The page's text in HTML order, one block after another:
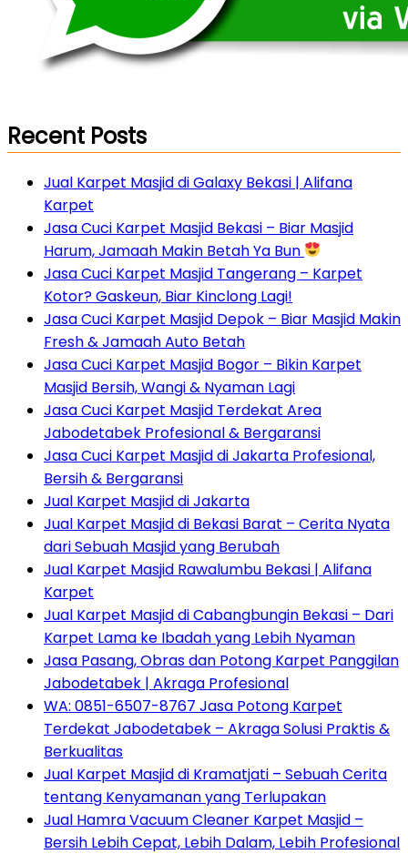
Recent Posts
Jual Karpet Masjid di Galaxy Bekasi | Alifana
Karpet
Jasa Cuci Karpet Masjid Bekasi – Biar Masjid
Harum, Jamaah Makin Betah Ya Bun
Jasa Cuci Karpet Masjid Tangerang – Karpet
Kotor? Gaskeun, Biar Kinclong Lagi!
Jasa Cuci Karpet Masjid Depok – Biar Masjid Makin
Fresh & Jamaah Auto Betah
Jasa Cuci Karpet Masjid Bogor – Bikin Karpet
Masjid Bersih, Wangi & Nyaman Lagi
Jasa Cuci Karpet Masjid Terdekat Area
Jabodetabek Profesional & Bergaransi
Jasa Cuci Karpet Masjid di Jakarta Profesional,
Bersih & Bergaransi
Jual Karpet Masjid di Jakarta
Jual Karpet Masjid di Bekasi Barat – Cerita Nyata
dari Sebuah Masjid yang Berubah
Jual Karpet Masjid Rawalumbu Bekasi | Alifana
Karpet
Jual Karpet Masjid di Cabangbungin Bekasi – Dari
Karpet Lama ke Ibadah yang Lebih Nyaman
Jasa Pasang, Obras dan Potong Karpet Panggilan
Jabodetabek | Akraga Profesional
WA: 0851-6507-8767 Jasa Potong Karpet
Terdekat Jabodetabek – Akraga Solusi Praktis &
Berkualitas
Jual Karpet Masjid di Kramatjati – Sebuah Cerita
tentang Kenyamanan yang Terlupakan
Jual Hamra Vacuum Cleaner Karpet Masjid –
Bersih Lebih Cepat, Lebih Dalam, Lebih Profesional